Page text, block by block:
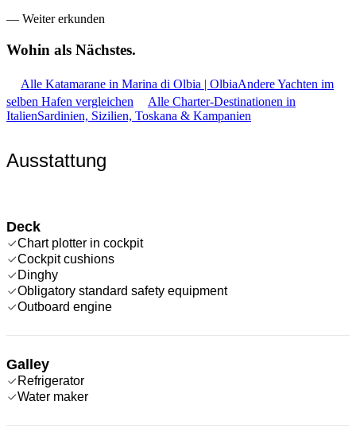
— Weiter erkunden
Wohin als Nächstes.
Alle Katamarane in Marina di Olbia | OlbiaAndere Yachten im
selben Hafen vergleichen
Alle Charter-Destinationen in
ItalienSardinien, Sizilien, Toskana & Kampanien
Ausstattung
Deck
Chart plotter in cockpit
Cockpit cushions
Dinghy
Obligatory standard safety equipment
Outboard engine
Galley
Refrigerator
Water maker